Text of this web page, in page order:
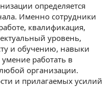
определяется
Именно сотрудники
квалификация,
уровень,
и обучению, навыки
работать в
организации.
и прилагаемых усилий